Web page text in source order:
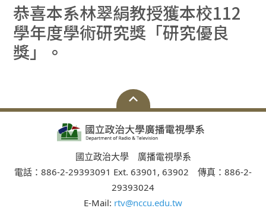
恭喜本系林翠絹教授獲本校112
學年度學術研究獎「研究優良
獎」。
國立政治大學 廣播電視學系
電話：886-2-29393091 Ext. 63901, 63902 傳真：886-2-
29393024
E-Mail: rtv@nccu.edu.tw